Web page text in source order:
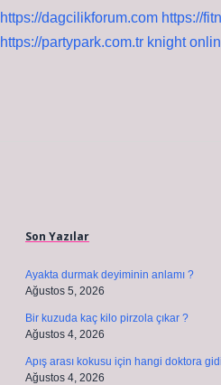
https://dagcilikforum.com https://
https://partypark.com.tr knight
Son Yazılar
Ayakta durmak deyiminin anlamı ?
Ağustos 5, 2026
Bir kuzuda kaç kilo pirzola çıkar ?
Ağustos 4, 2026
Apış arası kokusu için hangi doktora
Ağustos 4, 2026